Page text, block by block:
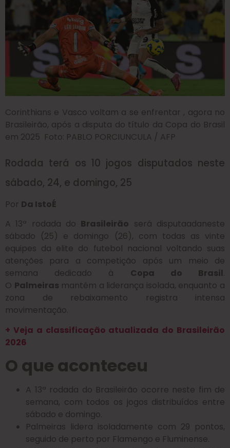
Corinthians e Vasco voltam a se enfrentar , agora no
Brasileirão, após a disputa do título da Copa do Brasil
em 2025 Foto: PABLO PORCIUNCULA / AFP
Rodada terá os 10 jogos disputados neste
sábado, 24, e domingo, 25
Por Da IstoÉ
A 13ª rodada do Brasileirão será disputaadaneste
sábado (25) e domingo (26), com todas as vinte
equipes da elite do futebol nacional voltando suas
atenções para a competição após um meio de
semana dedicado à Copa do Brasil.
O Palmeiras mantém a liderança isolada, enquanto a
zona de rebaixamento registra intensa
movimentação.
+ Veja a classificação atualizada do Brasileirão
2026
O que aconteceu
A 13ª rodada do Brasileirão ocorre neste fim de
semana, com todos os jogos distribuídos entre
sábado e domingo.
Palmeiras lidera isoladamente com 29 pontos,
seguido de perto por Flamengo e Fluminense.